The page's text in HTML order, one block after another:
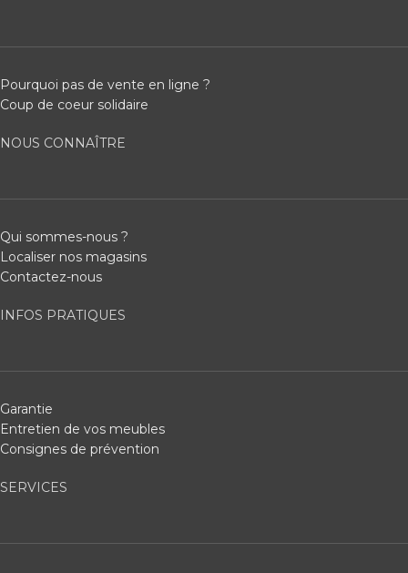
Pourquoi pas de vente en ligne ?
Coup de coeur solidaire
NOUS CONNAÎTRE
Qui sommes-nous ?
Localiser nos magasins
Contactez-nous
INFOS PRATIQUES
Garantie
Entretien de vos meubles
Consignes de prévention
SERVICES